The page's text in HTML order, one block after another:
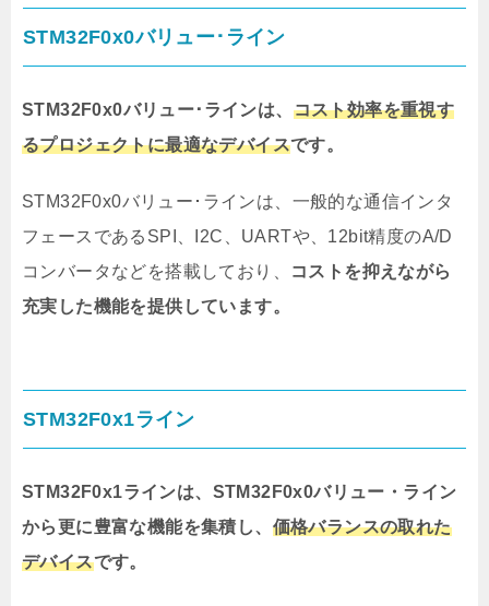
STM32F0x0バリュー･ライン
STM32F0x0バリュー･ラインは、 コスト効率を重視す
るプロジェクトに最適なデバイスです。
STM32F0x0バリュー･ラインは、一般的な通信インタ
フェースであるSPI、I2C、UARTや、12bit精度のA/D
コンバータなどを搭載しており、
コストを抑えながら
充実した機能を提供しています。
STM32F0x1ライン
STM32F0x1ラインは、STM32F0x0バリュー・ライン
から更に豊富な機能を集積し、 価格バランスの取れた
デバイスです。